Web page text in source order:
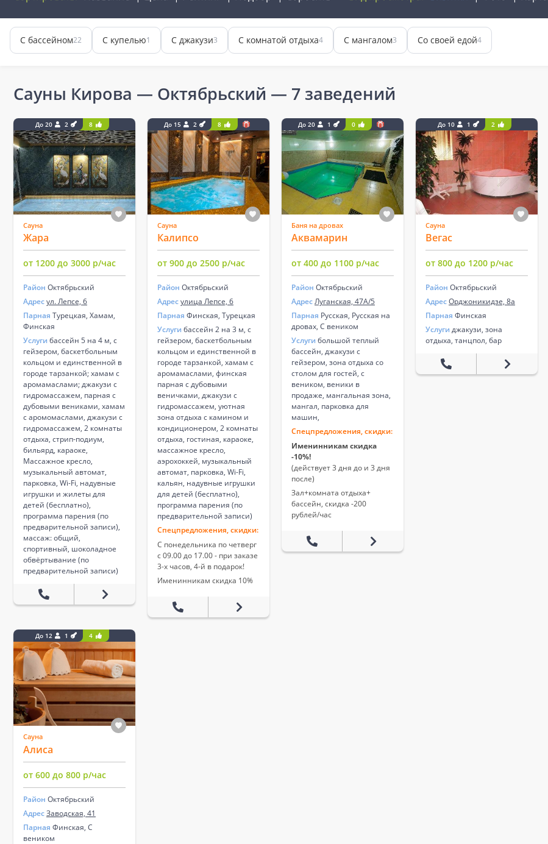
С бассейном22 С купелью1 С джакузи3 С комнатой отдыха4 С мангалом3 Со своей едой4
Сауны Кирова — Октябрьский — 7 заведений
До 20 2 8
Сауна
Жара
от 1200 до 3000 р/час
Район Октябрьский
Адресул. Лепсе, 6
Парная Турецкая, Хамам,
Финская
Услуги бассейн 5 на 4 м, с
гейзером, баскетбольным
кольцом и единственной в
городе тарзанкой; хамам с
аромамаслами; джакузи с
гидромассажем, парная с
дубовыми вениками, хамам
с аромомаслами, джакузи с
гидромассажем, 2 комнаты
отдыха, стрип-подиум,
бильярд, караоке,
Массажное кресло,
музыкальный автомат,
парковка, Wi-Fi, надувные
игрушки и жилеты для
детей (бесплатно),
программа парения (по
предварительной записи),
массаж: общий,
спортивный, шоколадное
обвёртывание (по
предварительной записи)
До 15 2 8
Сауна
Калипсо
от 900 до 2500 р/час
Район Октябрьский
Адресулица Лепсе, 6
Парная Финская, Турецкая
Услуги бассейн 2 на 3 м, с
гейзером, баскетбольным
кольцом и единственной в
городе тарзанкой, хамам с
аромамаслами, финская
парная с дубовыми
веничками, джакузи с
гидромассажем, уютная
зона отдыха с камином и
кондиционером, 2 комнаты
отдыха, гостиная, караоке,
массажное кресло,
аэрохоккей, музыкальный
автомат, парковка, Wi-Fi,
кальян, надувные игрушки
для детей (бесплатно),
программа парения (по
предварительной записи)
Спецпредложения, скидки:
С понедельника по четверг
с 09.00 до 17.00 - при заказе
3-х часов, 4-й в подарок!
Именинникам скидка 10%
До 20 1 0
Баня на дровах
Аквамарин
от 400 до 1100 р/час
Район Октябрьский
АдресЛуганская, 47А/5
Парная Русская, Русская на
дровах, С веником
Услуги большой теплый
бассейн, джакузи с
гейзером, зона отдыха со
столом для гостей, с
веником, веники в
продаже, мангальная зона,
мангал, парковка для
машин,
Спецпредложения, скидки:
Именинникам скидка
-10%!
(действует 3 дня до и 3 дня
после)
Зал+комната отдыха+
бассейн, скидка -200
рублей/час
До 10 1 2
Сауна
Вегас
от 800 до 1200 р/час
Район Октябрьский
АдресОрджоникидзе, 8а
Парная Финская
Услуги джакузи, зона
отдыха, танцпол, бар
До 12 1 4
Сауна
Алиса
от 600 до 800 р/час
Район Октябрьский
АдресЗаводская, 41
Парная Финская, С
веником